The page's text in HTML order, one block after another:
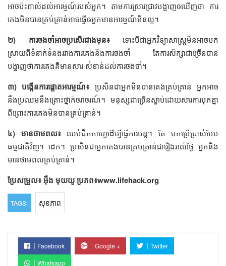
អាចប៉ះពាល់ដល់អារម្មណ៍របស់អ្នក។ តាមការស្រាវជ្រាវបង្ហាញឲឃើញថា ការ
គេងមិនបានគ្រប់គ្រាន់អាចធ្វើឲអ្នកមានអារម្មណ៍មិនល្អ។
២) ការចងចាំអាចប្រសើរជាងមុន៖ទោះបីជាអ្នកវិទ្យាសាស្ត្រមិនអាចបក
ស្រាយពីទំនាក់ទំនងរវាងការគេងនិងការចងចាំ តែការសិក្សាជាច្រើនបាន
បង្ហាញថាការគេងគឺមានសារៈសំខាន់ដល់ការចងចាំ។
៣) បង្កើនការផ្ដោតអារម្មណ៍៖ ប្រសិនជាអ្នកមិនបានគេងគ្រប់គ្រាន់ អ្នកអាច
នឹងប្រឈមនឹងគ្រោះថ្នាក់ចរាចរណ៍។ មនុស្សជាច្រើនស្លាប់ដោយសារការបុកគ្នា
ពីព្រោះការគេងមិនបានគ្រប់គ្រាន់។
៤) មានថាមពល៖ឈប់ផឹកកាហ្វេដើម្បីធ្វើការបន្ត។ តែ មកប្រើប្រាស់បែប
ធម្មជាតិវិញ។ ដេក។ ប្រសិនជាអ្នកគេងបានគ្រប់គ្រាន់ជារៀងរាល់ថ្ងៃ អ្នកនិង
មានថាមពលគ្រប់គ្រាន់។
ប្រែសម្រួល៖ អ៊ឹង មុយយូប្រភព៖www.lifehack.org
TAGS: សុខភាព
Facebook Google +
Twitter
Whatsapp